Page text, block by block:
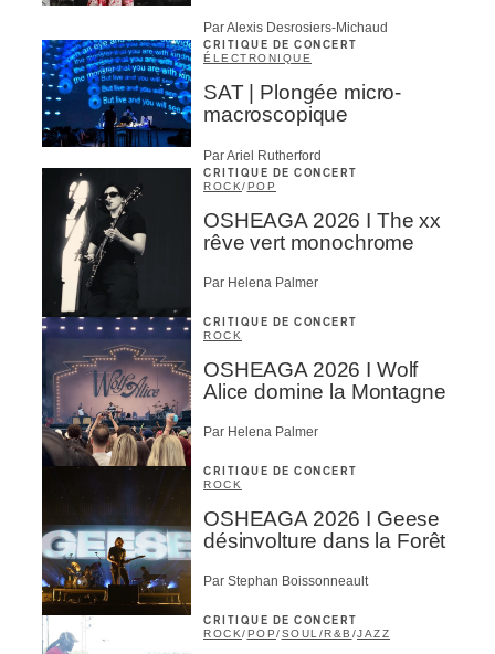
Par Alexis Desrosiers-Michaud
CRITIQUE DE CONCERT
ÉLECTRONIQUE
SAT | Plongée micro-
macroscopique
Par Ariel Rutherford
CRITIQUE DE CONCERT
ROCK/POP
OSHEAGA 2026 I The xx
rêve vert monochrome
Par Helena Palmer
CRITIQUE DE CONCERT
ROCK
OSHEAGA 2026 I Wolf
Alice domine la Montagne
Par Helena Palmer
CRITIQUE DE CONCERT
ROCK
OSHEAGA 2026 I Geese
désinvolture dans la Forêt
Par Stephan Boissonneault
CRITIQUE DE CONCERT
ROCK/POP/SOUL/R&B /JAZZ